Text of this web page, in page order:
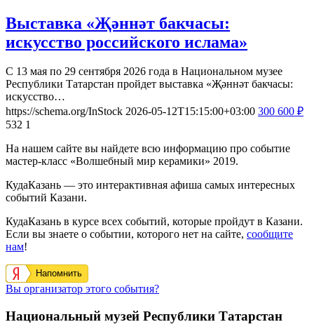
Выставка «Җәннәт бакчасы:
искусство российского ислама»
С 13 мая по 29 сентября 2026 года в Национальном музее
Республики Татарстан пройдет выставка «Җәннәт бакчасы:
искусство…
https://schema.org/InStock 2026-05-12T15:15:00+03:00 300 600 ₽
532 1
На нашем сайте вы найдете всю информацию про событие
мастер-класс «Волшебный мир керамики» 2019.
КудаКазань — это интерактивная афиша самых интересных
событий Казани.
КудаКазань в курсе всех событий, которые пройдут в Казани.
Если вы знаете о событии, которого нет на сайте, сообщите
нам!
Напомнить
Вы организатор этого события?
Национальный музей Республики Татарстан